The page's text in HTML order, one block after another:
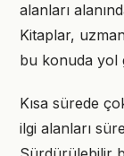
alanları
Kitaplar,
bu konuda yol
Kısa sürede
ilgi alanları